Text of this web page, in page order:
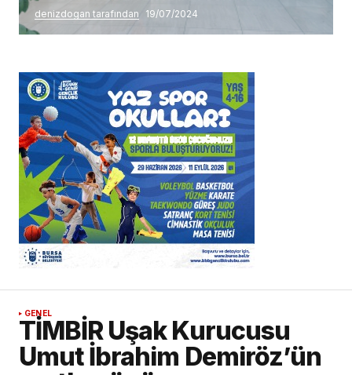
denizdogan tarafından 19/07/2024
GENEL
TİMBİR Uşak Kurucusu
Umut İbrahim Demiröz’ün